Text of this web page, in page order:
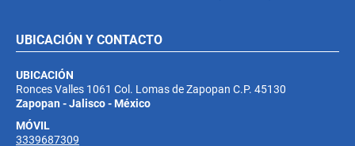
UBICACIÓN Y CONTACTO
UBICACIÓN
Ronces Valles 1061 Col. Lomas de Zapopan C.P. 45130
Zapopan - Jalisco - México
MÓVIL
3339687309